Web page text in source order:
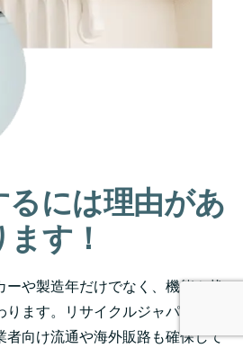
るには理由があ
ます！
ーや製造年だけでなく、機能や状
ます。リサイクルジャパンで
者向け流通や海外販路も確保して